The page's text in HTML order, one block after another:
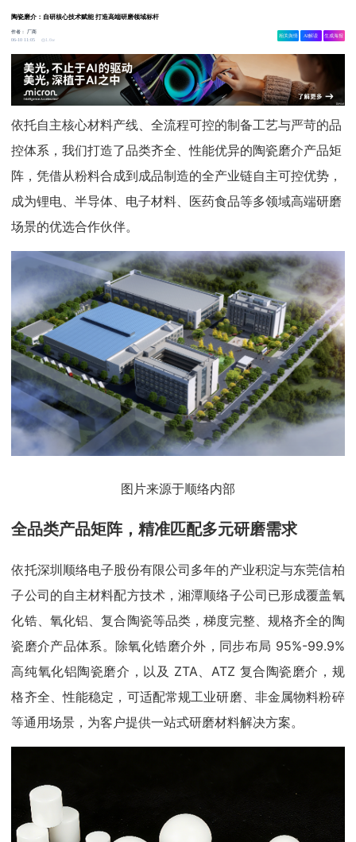
陶瓷磨介：自研核心技术赋能 打造高端研磨领域标杆
作者：
厂商
06-10 11:05
1.6w
相关舆情 AI解读 生成海报
依托自主核心材料产线、全流程可控的制备工艺与严苛的品
控体系，我们打造了品类齐全、性能优异的陶瓷磨介产品矩
阵，凭借从粉料合成到成品制造的全产业链自主可控优势，
成为锂电、半导体、电子材料、医药食品等多领域高端研磨
场景的优选合作伙伴。
图片来源于顺络内部
全品类产品矩阵，精准匹配多元研磨需求
依托深圳顺络电子股份有限公司多年的产业积淀与东莞信柏
子公司的自主材料配方技术，湘潭顺络子公司已形成覆盖氧
化锆、氧化铝、复合陶瓷等品类，梯度完整、规格齐全的陶
瓷磨介产品体系。除氧化锆磨介外，同步布局 95%-99.9%
高纯氧化铝陶瓷磨介，以及 ZTA、ATZ 复合陶瓷磨介，规
格齐全、性能稳定，可适配常规工业研磨、非金属物料粉碎
等通用场景，为客户提供一站式研磨材料解决方案。